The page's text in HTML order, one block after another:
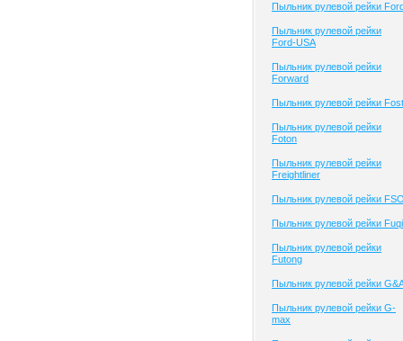
Пыльник рулевой рейки
Пыльник рулевой рейки
Ford-USA
Пыльник рулевой рейки
Forward
Пыльник рулевой рейки
Пыльник рулевой рейки
Foton
Пыльник рулевой рейки
Freightliner
Пыльник рулевой рейки
Пыльник рулевой рейки Fuqi
Пыльник рулевой рейки
Futong
Пыльник рулевой рейки
Пыльник рулевой рейки G-
max